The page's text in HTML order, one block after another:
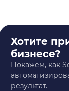
Хотите
бизнесе?
Покажем, как
результат.